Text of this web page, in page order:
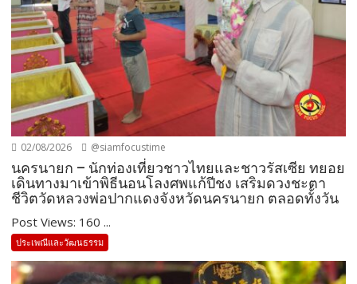
02/08/2026 @siamfocustime
นครนายก – นักท่องเที่ยวชาวไทยและชาวรัสเซีย ทยอย
เดินทางมาเข้าพิธีนอนโลงศพแก้ปีชง เสริมดวงชะตา
ชีวิตวัดหลวงพ่อปากแดงจังหวัดนครนายก ตลอดทั้งวัน
Post Views: 160 ...
ประเพณีและวัฒนธรรม